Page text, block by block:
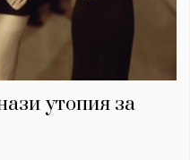
утопия за